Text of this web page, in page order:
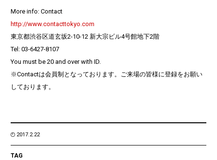
More info: Contact
http://www.contacttokyo.com
東京都渋谷区道玄坂2-10-12 新大宗ビル4号館地下2階
Tel: 03-6427-8107
You must be 20 and over with ID.
※Contactは会員制となっております。ご来場の皆様に登録をお願い
しております。
2017.2.22
TAG